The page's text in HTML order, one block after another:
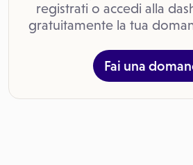
registrati o accedi alla
gratuitamente la tua
Fai una